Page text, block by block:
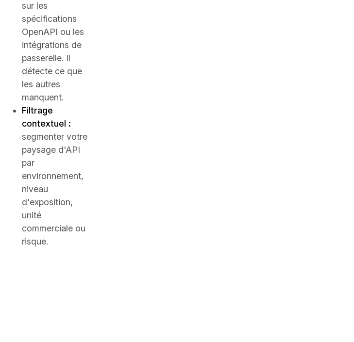
sur les
spécifications
OpenAPI ou les
intégrations de
passerelle. Il
détecte ce que
les autres
manquent.
Filtrage
contextuel :
segmenter votre
paysage d'API
par
environnement,
niveau
d'exposition,
unité
commerciale ou
risque.